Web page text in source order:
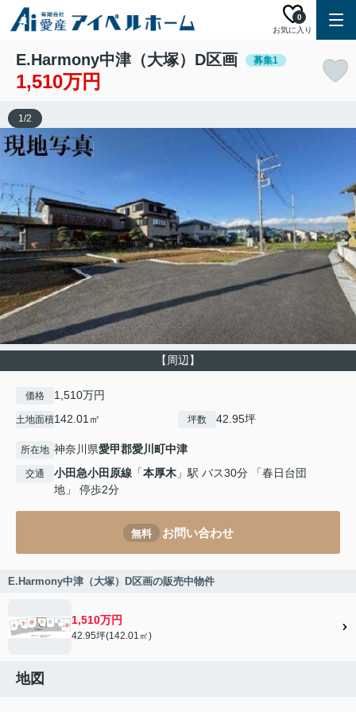
お気に入り
0
E.Harmony中津（大塚）D区画 募集1
1,510万円
【周辺】
1/2
価格 1,510万円
土地面積142.01㎡ 坪数 42.95坪
所在地 神奈川県愛甲郡愛川町中津
交通 小田急小田原線 「本厚木 」駅 バス30分 「春日台団
地」 停歩2分
無料 お問い合わせ
E.Harmony中津（大塚）D区画の販売中物件
1,510万円
42.95坪(142.01㎡)
地図